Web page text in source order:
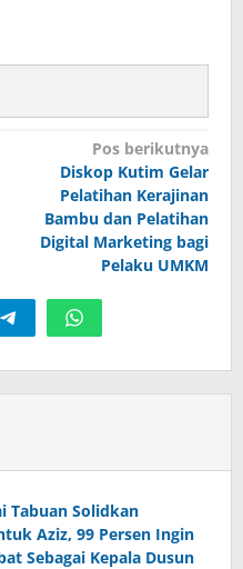
Pos berikutnya
Diskop Kutim Gelar
Pelatihan Kerajinan
Bambu dan Pelatihan
Digital Marketing bagi
Pelaku UMKM
Tabuan Solidkan
Aziz, 99 Persen Ingin
Sebagai Kepala Dusun